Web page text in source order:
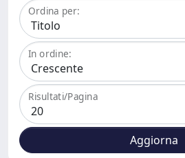
Ordina per:
In ordine:
Risultati/Pagina